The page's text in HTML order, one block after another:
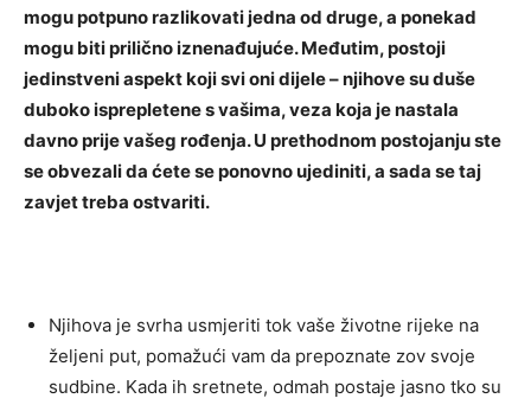
mogu potpuno razlikovati jedna od druge, a ponekad
mogu biti prilično iznenađujuće. Međutim, postoji
jedinstveni aspekt koji svi oni dijele – njihove su duše
duboko isprepletene s vašima, veza koja je nastala
davno prije vašeg rođenja. U prethodnom postojanju ste
se obvezali da ćete se ponovno ujediniti, a sada se taj
zavjet treba ostvariti.
Njihova je svrha usmjeriti tok vaše životne rijeke na
željeni put, pomažući vam da prepoznate zov svoje
sudbine. Kada ih sretnete, odmah postaje jasno tko su